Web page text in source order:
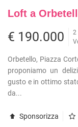
Loft a
€ 190.000
2
Orbetello, Piazza
proponiamo un
gusto e in ottimo
da...
Sponsorizza